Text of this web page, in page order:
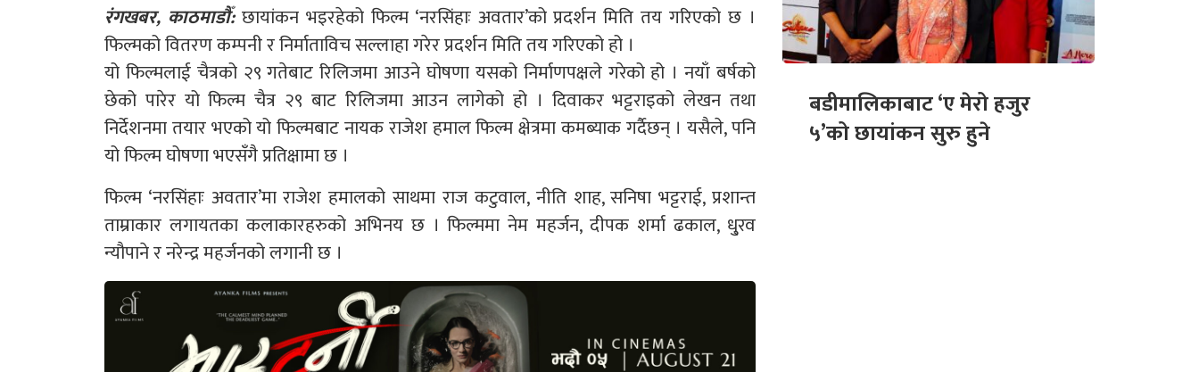
रंगखबर, काठमाडौँ:छायांकन भइरहेको फिल्म ‘नरसिंहाः अवतार’को प्रदर्शन मिति तय गरिएको छ ।
फिल्मको वितरण कम्पनी र निर्माताविच सल्लाहा गरेर प्रदर्शन मिति तय गरिएको हो ।
यो फिल्मलाई चैत्रको २९ गतेबाट रिलिजमा आउने घोषणा यसको निर्माणपक्षले गरेको हो । नयाँ बर्षको
छेको पारेर यो फिल्म चैत्र २९ बाट रिलिजमा आउन लागेको हो । दिवाकर भट्टराइको लेखन तथा
निर्देशनमा तयार भएको यो फिल्मबाट नायक राजेश हमाल फिल्म क्षेत्रमा कमब्याक गर्दैछन् । यसैले, पनि
यो फिल्म घोषणा भएसँगै प्रतिक्षामा छ ।
फिल्म ‘नरसिंहाः अवतार’मा राजेश हमालको साथमा राज कटुवाल, नीति शाह, सनिषा भट्टराई, प्रशान्त
ताम्राकार लगायतका कलाकारहरुको अभिनय छ । फिल्ममा नेम महर्जन, दीपक शर्मा ढकाल, धु्रव
न्यौपाने र नरेन्द्र महर्जनको लगानी छ ।
बडीमालिकाबाट ‘ए मेरो हजुर
५’को छायांकन सुरु हुने